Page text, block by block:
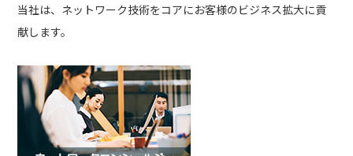
当社は、ネットワーク技術をコアにお客様のビジネス拡大に貢
献します。